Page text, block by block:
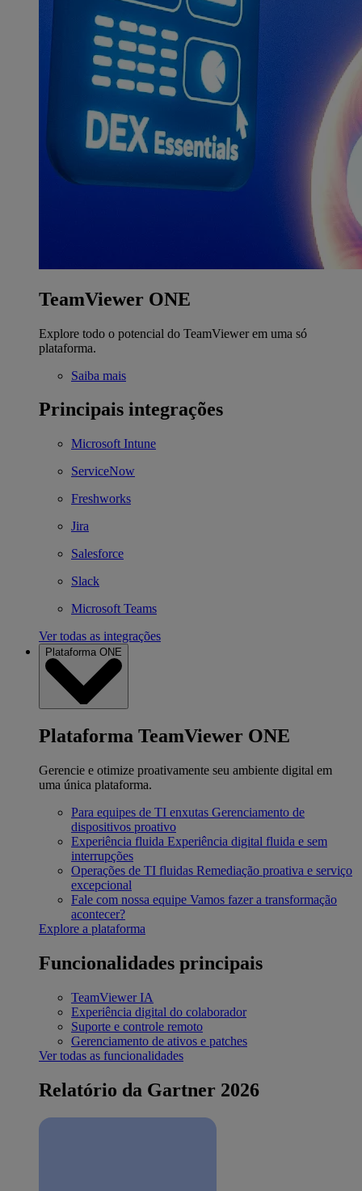
TeamViewer ONE
Explore todo o potencial do TeamViewer em uma só
plataforma.
Saiba mais
Principais integrações
Microsoft Intune
ServiceNow
Freshworks
Jira
Salesforce
Slack
Microsoft Teams
Ver todas as integrações
Plataforma ONE
Plataforma TeamViewer ONE
Gerencie e otimize proativamente seu ambiente digital em
uma única plataforma.
Para equipes de TI enxutas Gerenciamento de
dispositivos proativo
Experiência fluida Experiência digital fluida e sem
interrupções
Operações de TI fluidas Remediação proativa e serviço
excepcional
Fale com nossa equipe Vamos fazer a transformação
acontecer?
Explore a plataforma
Funcionalidades principais
TeamViewer IA
Experiência digital do colaborador
Suporte e controle remoto
Gerenciamento de ativos e patches
Ver todas as funcionalidades
Relatório da Gartner 2026